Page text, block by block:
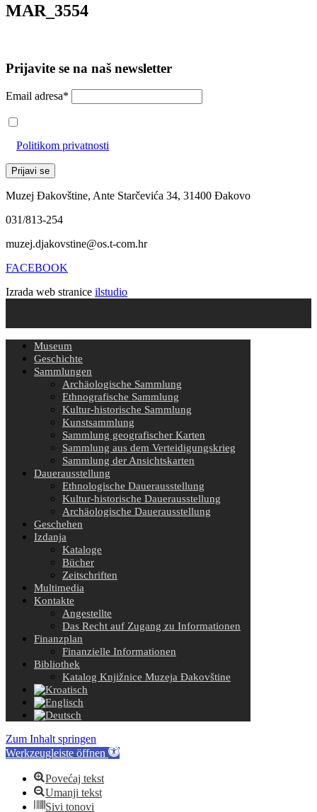
MAR_3554
Prijavite se na naš newsletter
Email adresa*
Politikom privatnosti
Muzej Đakovštine, Ante Starčevića 34, 31400 Đakovo
031/813-254
muzej.djakovstine@os.t-com.hr
FACEBOOK
Izrada web stranice ilstudio
Museum
Geschichte
Sammlungen
Archäologische Sammlung
Ethnografische Sammlung
Kultur-historische Sammlung
Kunstsammlung
Sammlung geografischer Karten
Sammlung aus dem Verteidigungskrieg
Sammlung der Ansichtskarten
Dauerausstellung
Ethnologische Dauerausstellung
Kultur-historische Dauerausstellung
Archäologische Dauerausstellung
Geschehen
Izdanja
Kataloge
Bücher
Zeitschriften
Multimedia
Kontakte
Angestellte
Das Recht auf Zugang zu Informationen
Finanzplan
Finanzielle Informationen
Bibliothek
Katalog Knjižnice Muzeja Đakovštine
Zum Inhalt springen
Werkzeugleiste öffnen
Povećaj tekst
Umanji tekst
Sivi tonovi